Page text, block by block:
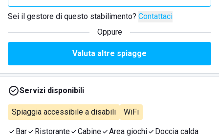
Sei il gestore di questo stabilimento? Contattaci
Oppure
Valuta altre spiagge
Servizi disponibili
Spiaggia accessibile a disabili WiFi
Bar Ristorante Cabine Area giochi Doccia calda